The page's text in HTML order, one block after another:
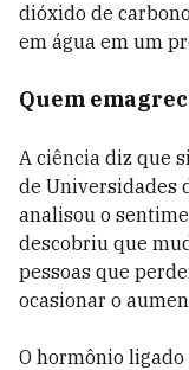
dióxido de
em água em um
Quem
A ciência diz que
de Universidades
analisou o
descobriu que
pessoas que
ocasionar o
O hormônio